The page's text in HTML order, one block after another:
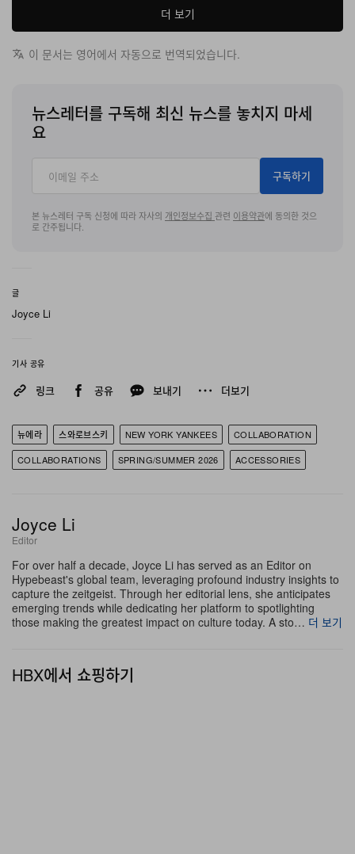
실루엣을 하이패션 무드의 아이코닉 아이템으로 격상시킬
예정이다.
식을 더해 팀 로고와 브랜딩 포인트에 직접 인레이한 것이
특징이다. 캡은 New York Yankees 로고가 더해진 블랙
과 네이비 두 가지 컬러웨이로 선보일 예정이다.
Swarovski 크리스털이 세팅된 골드 체인이 챙 위를 장식
하며 스포츠 캡에 화려한 블링 포인트를 더한다. 현재까지
공개된 정보에 따르면 59FIFTY와 9FORTY 캡이 이번 드
New Era x Swarovski 2026 Spring/Summer 컬렉션은
7월 15일, 일부 지정된 리테일러를 통해 출시될 예정이다.
더 보기
이 문서는 영어에서 자동으로 번역되었습니다.
뉴스레터를 구독해 최신 뉴스를 놓치지 마세
요
구독하기
본 뉴스레터 구독 신청에 따라 자사의 개인정보수집 관련 이용약관에 동의한 것으
로 간주됩니다.
글
Joyce Li
기사 공유
링크 공유 보내기 더보기
뉴에라 스와로브스키 NEW YORK YANKEES
COLLABORATION
COLLABORATIONS
SPRING/SUMMER 2026 ACCESSORIES
Joyce Li
Editor
For over half a decade, Joyce Li has served as an Editor on
Hypebeast's global team, leveraging profound industry insights to
capture the zeitgeist. Through her editorial lens, she anticipates
emerging trends while dedicating her platform to spotlighting
those making the greatest impact on culture today. A sto… 더 보기
HBX에서 쇼핑하기